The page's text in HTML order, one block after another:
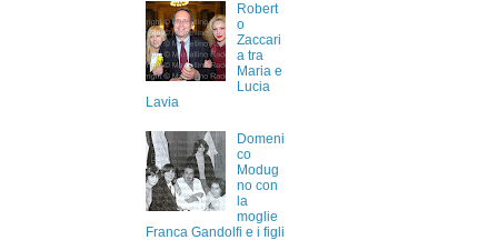
Robert
o
Zaccari
a tra
Maria e
Lucia
Lavia
Domeni
co
Modug
no con
la
moglie
Franca Gandolfi e i figli